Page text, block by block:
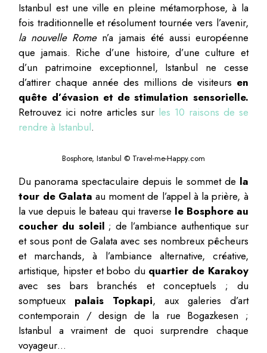
Istanbul est une ville en pleine métamorphose, à la
fois traditionnelle et résolument tournée vers l’avenir,
la nouvelle Romen’a jamais été aussi européenne
que jamais. Riche d’une histoire, d’une culture et
d’un patrimoine exceptionnel, Istanbul ne cesse
d’attirer chaque année des millions de visiteurs en
quête d’évasion et de stimulation sensorielle.
Retrouvez ici notre articles sur les 10 raisons de se
rendre à Istanbul.
Bosphore, Istanbul © Travel-me-Happy.com
Du panorama spectaculaire depuis le sommet de la
tour de Galata au moment de l’appel à la prière, à
la vue depuis le bateau qui traverse le Bosphore au
coucher du soleil ; de l’ambiance authentique sur
et sous pont de Galata avec ses nombreux pêcheurs
et marchands, à l’ambiance alternative, créative,
artistique, hipster et bobo du quartier de Karakoy
avec ses bars branchés et conceptuels ; du
somptueux palais Topkapi, aux galeries d’art
contemporain / design de la rue Bogazkesen ;
Istanbul a vraiment de quoi surprendre chaque
voyageur…